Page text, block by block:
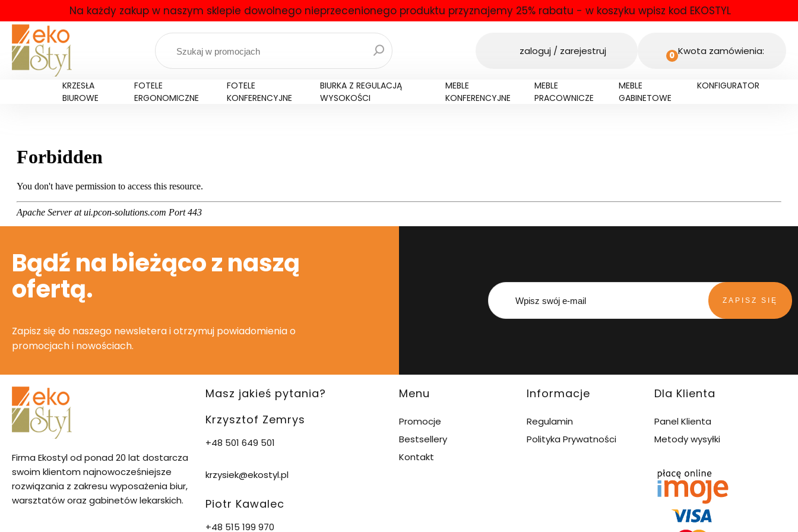
Na każdy zakup w naszym sklepie dowolnego nieprzecenionego produktu przyznajemy 25% rabatu - w koszyku wpisz kod EKOSTYL
zaloguj / zarejestruj 0 Kwota zamówienia:
KRZESŁA
BIUROWE
FOTELE
ERGONOMICZNE
FOTELE
KONFERENCYJNE
BIURKA Z REGULACJĄ
WYSOKOŚCI
MEBLE
KONFERENCYJNE
MEBLE
PRACOWNICZE
MEBLE
GABINETOWE
KONFIGURATOR
Bądź na bieżąco z naszą
ofertą.
Zapisz się do naszego newsletera i otrzymuj powiadomienia o
promocjach i nowościach.
ZAPISZ SIĘ
Firma Ekostyl od ponad 20 lat dostarcza
swoim klientom najnowocześniejsze
rozwiązania z zakresu wyposażenia biur,
warsztatów oraz gabinetów lekarskich.
Masz jakieś pytania?
Krzysztof Zemrys
+48 501 649 501
krzysiek@ekostyl.pl
Piotr Kawalec
+48 515 199 970
Menu
Promocje
Bestsellery
Kontakt
Informacje
Regulamin
Polityka Prywatności
Dla Klienta
Panel Klienta
Metody wysyłki